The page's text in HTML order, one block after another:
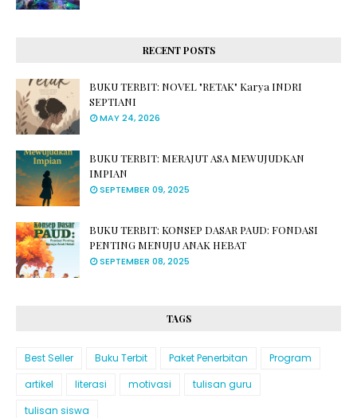
RECENT POSTS
BUKU TERBIT: NOVEL "RETAK" Karya INDRI
SEPTIANI
MAY 24, 2026
BUKU TERBIT: MERAJUT ASA MEWUJUDKAN
IMPIAN
SEPTEMBER 09, 2025
BUKU TERBIT: KONSEP DASAR PAUD: FONDASI
PENTING MENUJU ANAK HEBAT
SEPTEMBER 08, 2025
TAGS
Best Seller Buku Terbit Paket Penerbitan
Program
artikel
literasi motivasi
tulisan guru
tulisan siswa